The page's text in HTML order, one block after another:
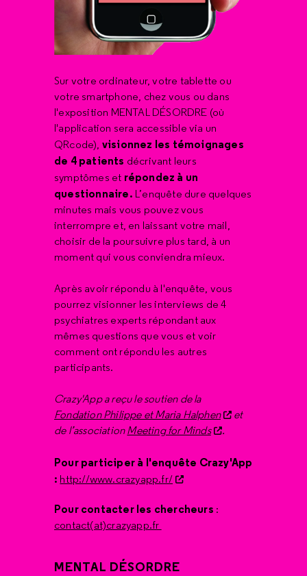
Sur votre ordinateur, votre tablette ou
votre smartphone, chez vous ou dans
l'exposition MENTAL DÉSORDRE (où
l'application sera accessible via un
QRcode), visionnez les témoignages
de 4 patients décrivant leurs
symptômes et répondez à un
questionnaire. L’enquête dure quelques
minutes mais vous pouvez vous
interrompre et, en laissant votre mail,
choisir de la poursuivre plus tard, à un
moment qui vous conviendra mieux.
Après avoir répondu à l'enquête, vous
pourrez visionner les interviews de 4
psychiatres experts répondant aux
mêmes questions que vous et voir
comment ont répondu les autres
participants.
Crazy'App a reçu le soutien de la
Fondation Philippe et Maria Halphen
et
de l’associationMeeting for Minds .
Pour participer à l'enquête Crazy'App
: http://www.crazyapp.fr/
Pour contacter les chercheurs :
contact(at)crazyapp.fr
MENTAL DÉSORDRE